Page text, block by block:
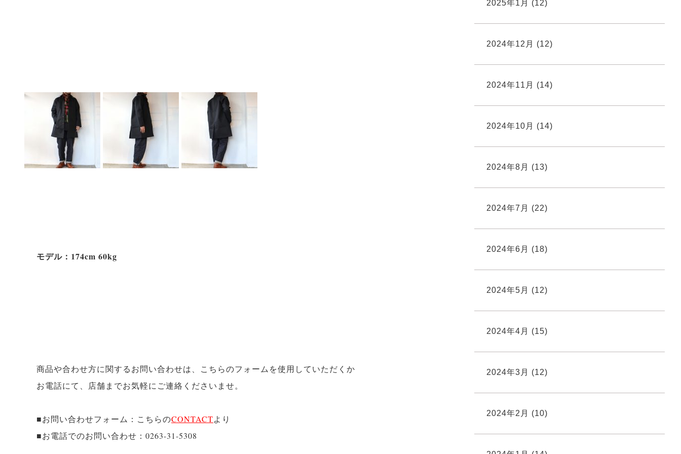
モデル：174cm 60kg
商品や合わせ方に関するお問い合わせは、こちらのフォームを使用していただくか
お電話にて、店舗までお気軽にご連絡くださいませ。
■お問い合わせフォーム：こちらのCONTACTより
■お電話でのお問い合わせ：0263-31-5308
2025年1月 (12)
2024年12月 (12)
2024年11月 (14)
2024年10月 (14)
2024年8月 (13)
2024年7月 (22)
2024年6月 (18)
2024年5月 (12)
2024年4月 (15)
2024年3月 (12)
2024年2月 (10)